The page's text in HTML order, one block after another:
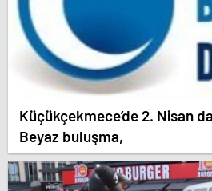
Küçükçekmece’de 2. Nisan
Beyaz buluşma,